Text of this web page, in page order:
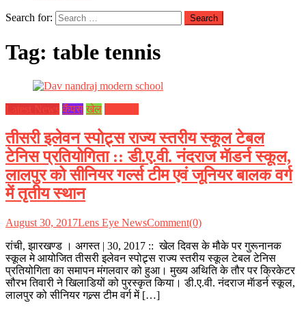
Search for:
Tag: table tennis
Latest News कैंपस खेल
तीसरी इलेवन स्पोट्र्स राज्य स्तरीय स्कूल टेबल
टेनिस प्रतियोगिता :: डी.ए.वी. नंदराज मॅाडर्न स्कूल,
लालपुर को सीनियर गर्ल्स टीम एवं जूनियर बालक वर्ग
में तृतीय स्थान
August 30, 2017Lens Eye NewsComment(0)
रांची, झारखण्ड । अगस्त | 30, 2017 :: खेल दिवस के मौके पर गुरूनानक
स्कूल मे आयोजित तीसरी इलेवन स्पोट्र्स राज्य स्तरीय स्कूल टेबल टेनिस
प्रतियोगिता का समापन मंगलवार को हुआ। मुख्य अथिति के तौर पर क्रिकेटर
सौरभ तिवारी ने खिलाडियों को पुरस्कृत किया। डी.ए.वी. नंदराज मॅाडर्न स्कूल,
लालपुर को सीनियर गल्र्स टीम वर्ग में […]